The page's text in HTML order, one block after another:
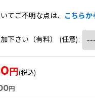
てご不明な点は、 こちらか
下さい（有料） (任意):
円(税込)
円